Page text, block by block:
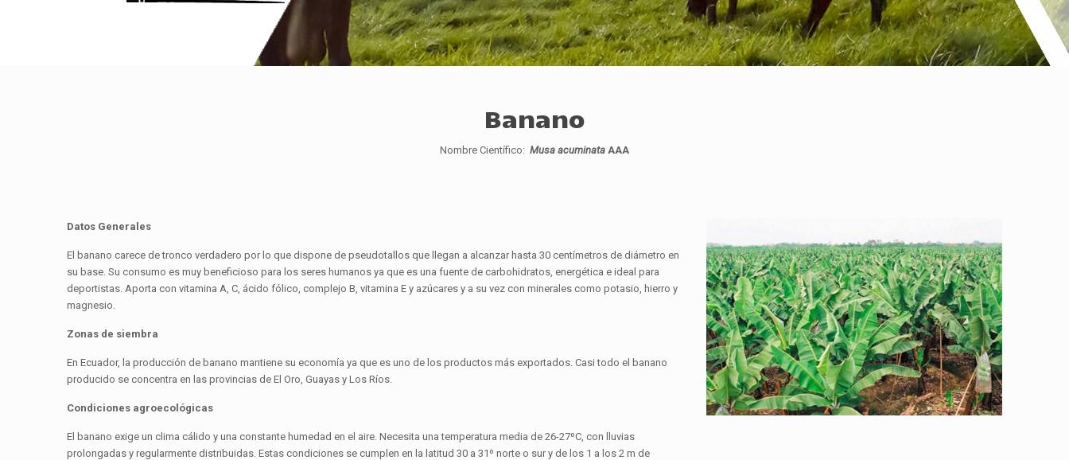
Banano
Nombre Científico: Musa acuminata AAA
Datos Generales
El banano carece de tronco verdadero por lo que dispone de pseudotallos que llegan a alcanzar hasta 30 centímetros de diámetro en
su base. Su consumo es muy beneficioso para los seres humanos ya que es una fuente de carbohidratos, energética e ideal para
deportistas. Aporta con vitamina A, C, ácido fólico, complejo B, vitamina E y azúcares y a su vez con minerales como potasio, hierro y
magnesio.
Zonas de siembra
En Ecuador, la producción de banano mantiene su economía ya que es uno de los productos más exportados. Casi todo el banano
producido se concentra en las provincias de El Oro, Guayas y Los Ríos.
Condiciones agroecológicas
El banano exige un clima cálido y una constante humedad en el aire. Necesita una temperatura media de 26-27ºC, con lluvias
prolongadas y regularmente distribuidas. Estas condiciones se cumplen en la latitud 30 a 31º norte o sur y de los 1 a los 2 m de